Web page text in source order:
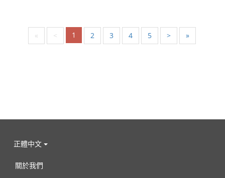
« < 1 2 3 4 5 > »
正體中文
關於我們